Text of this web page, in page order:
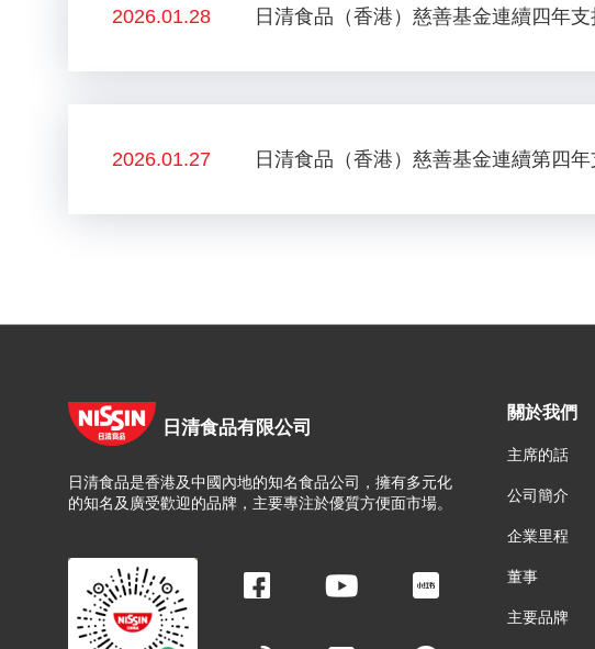
2026.01.28 日清食品（香港）慈善基金連續四年
2026.01.27 日清食品（香港）慈善基金連續第四
日清食品有限公司
日清食品是香港及中國內地的知名食品公司，擁有多元化
的知名及廣受歡迎的品牌，主要專注於優質方便面市場。
關於我們
主席的話
公司簡介
企業里程
董事
主要品牌